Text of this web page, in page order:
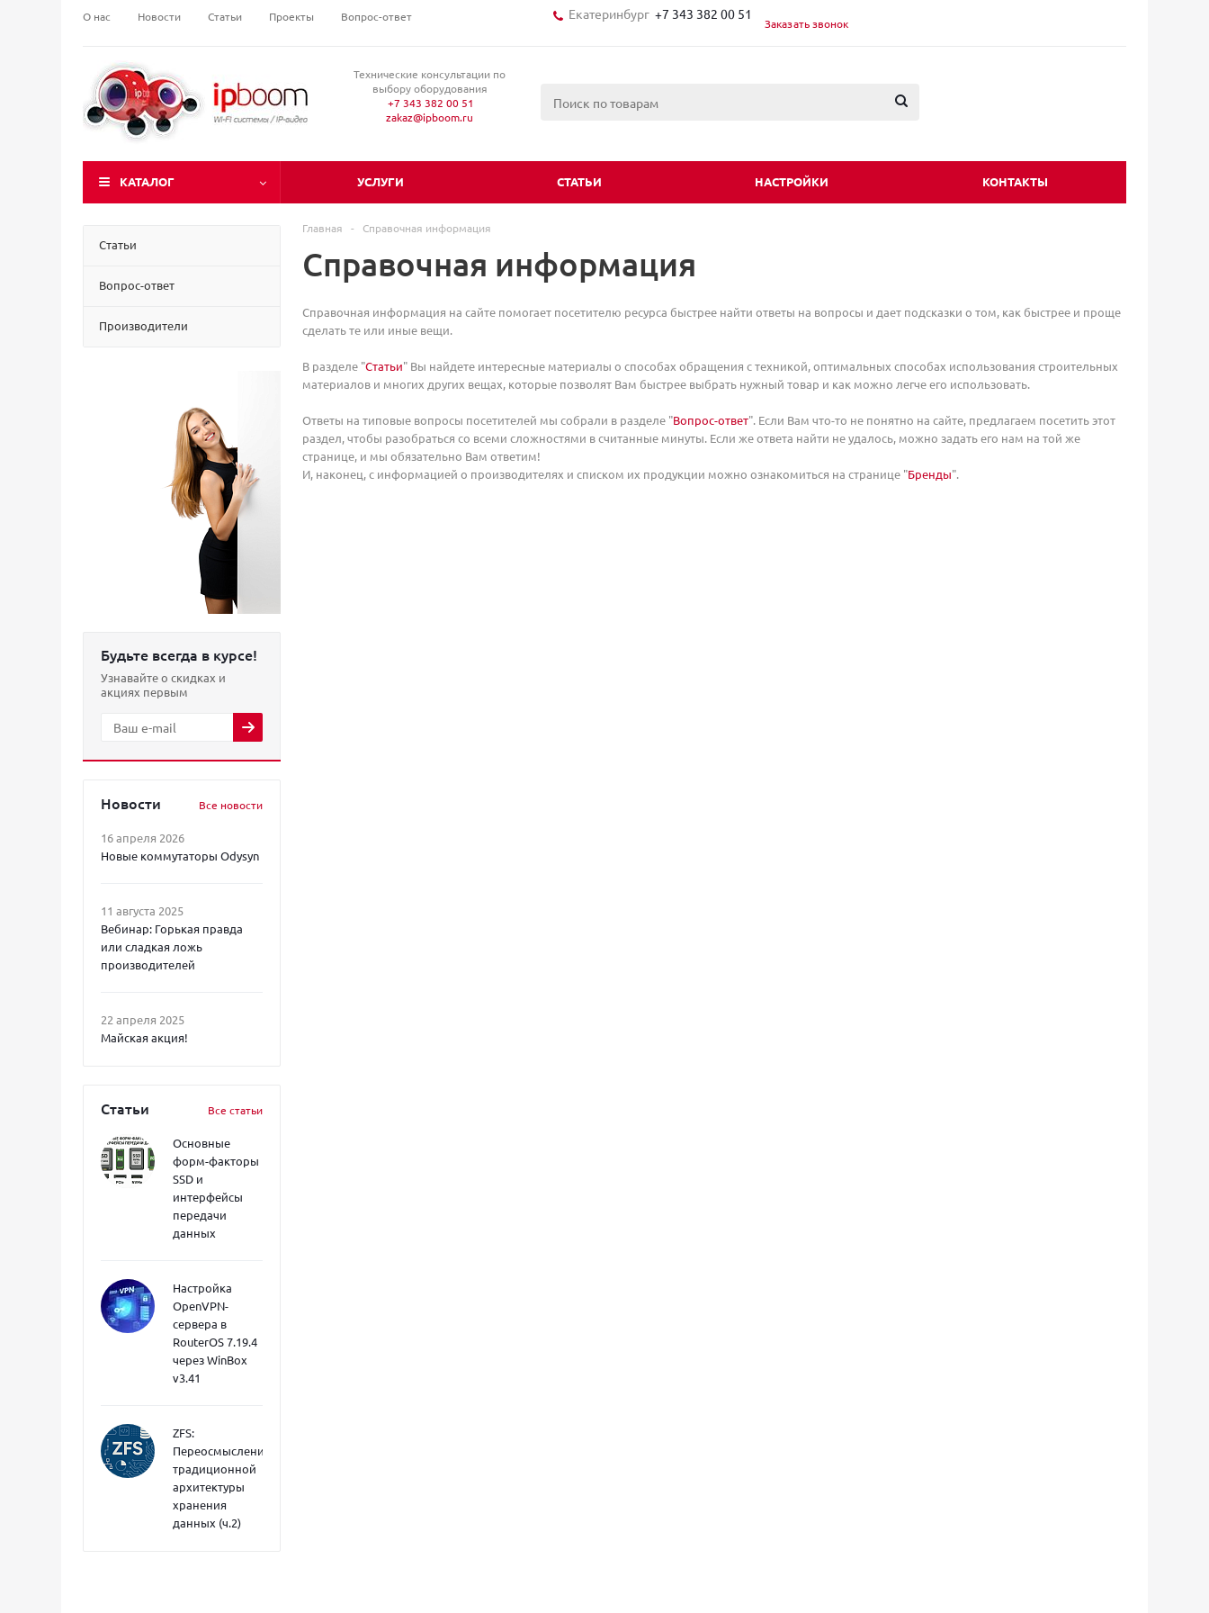
О нас Новости Статьи Проекты Вопрос-ответ Екатеринбург +7 343 382 00 51
Заказать звонок
Технические консультации по
выбору оборудования
+7 343 382 00 51
zakaz@ipboom.ru
КАТАЛОГ УСЛУГИ СТАТЬИ НАСТРОЙКИ КОНТАКТЫ
Статьи
Вопрос-ответ
Производители
Будьте всегда в курсе!
Узнавайте о скидках и
акциях первым
Новости Все новости
16 апреля 2026
Новые коммутаторы Odysyn
11 августа 2025
Вебинар: Горькая правда
или сладкая ложь
производителей
22 апреля 2025
Майская акция!
Статьи Все статьи
Основные
форм-факторы
SSD и
интерфейсы
передачи
данных
Настройка
OpenVPN-
сервера в
RouterOS 7.19.4
через WinBox
v3.41
ZFS:
Переосмысление
традиционной
архитектуры
хранения
данных (ч.2)
Главная - Справочная информация
Справочная информация
Справочная информация на сайте помогает посетителю ресурса быстрее найти ответы на вопросы и дает подсказки о том, как быстрее и проще
сделать те или иные вещи.
В разделе "Статьи" Вы найдете интересные материалы о способах обращения с техникой, оптимальных способах использования строительных
материалов и многих других вещах, которые позволят Вам быстрее выбрать нужный товар и как можно легче его использовать.
Ответы на типовые вопросы посетителей мы собрали в разделе "Вопрос-ответ". Если Вам что-то не понятно на сайте, предлагаем посетить этот
раздел, чтобы разобраться со всеми сложностями в считанные минуты. Если же ответа найти не удалось, можно задать его нам на той же
странице, и мы обязательно Вам ответим!
И, наконец, с информацией о производителях и списком их продукции можно ознакомиться на странице "Бренды".